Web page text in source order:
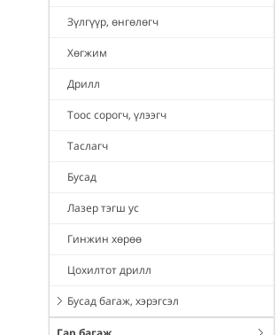
Зүлгүүр, өнгөлөгч
Хөгжим
Дрилл
Тоос сорогч, үлээгч
Таслагч
Бусад
Лазер тэгш ус
Гинжин хөрөө
Цохилтот дрилл
Бусад багаж, хэрэгсэл